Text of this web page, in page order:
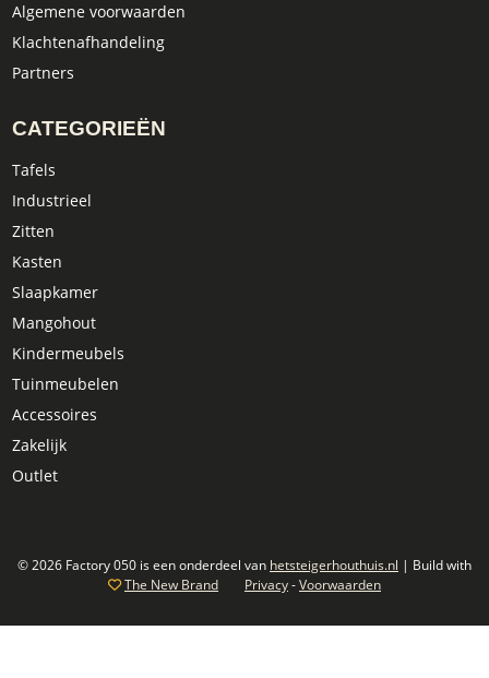
Algemene voorwaarden
Klachtenafhandeling
Partners
CATEGORIEËN
Tafels
Industrieel
Zitten
Kasten
Slaapkamer
Mangohout
Kindermeubels
Tuinmeubelen
Accessoires
Zakelijk
Outlet
© 2026 Factory 050 is een onderdeel van hetsteigerhouthuis.nl | Build with
The New Brand
Privacy-Voorwaarden